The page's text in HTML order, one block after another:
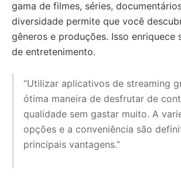
gama de filmes, séries,
diversidade permite que você
gêneros e produções. Isso enriquece
de entretenimento.
“Utilizar aplicativos de streaming
ótima maneira de desfrutar de
qualidade sem gastar muito. A
opções e a conveniência são
principais vantagens.”